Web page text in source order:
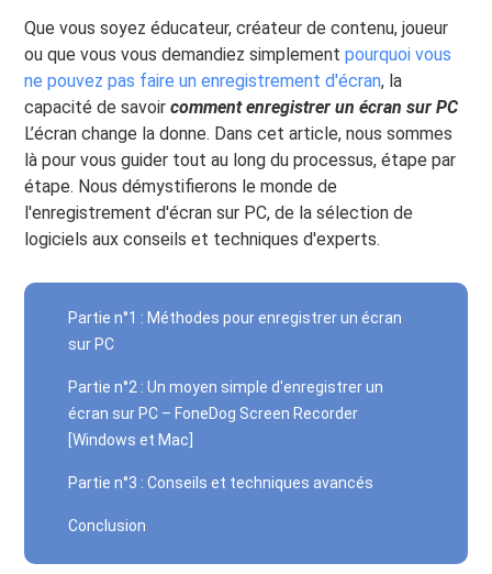
Que vous soyez éducateur, créateur de contenu, joueur
ou que vous vous demandiez simplementpourquoi vous
ne pouvez pas faire un enregistrement d'écran, la
capacité de savoircomment enregistrer un écran sur PC
L’écran change la donne. Dans cet article, nous sommes
là pour vous guider tout au long du processus, étape par
étape. Nous démystifierons le monde de
l'enregistrement d'écran sur PC, de la sélection de
logiciels aux conseils et techniques d'experts.
Partie n°1 : Méthodes pour enregistrer un écran
sur PC
Partie n°2 : Un moyen simple d'enregistrer un
écran sur PC – FoneDog Screen Recorder
[Windows et Mac]
Partie n°3 : Conseils et techniques avancés
Conclusion